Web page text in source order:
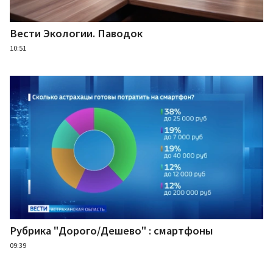
Вести Экологии. Паводок
10:51
Рубрика "Дорого/Дешево" : смартфоны
09:39